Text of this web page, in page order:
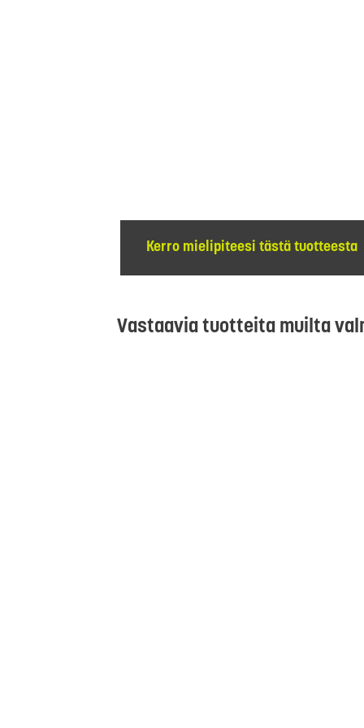
Kerro mielipiteesi tästä tuotteesta
Vastaavia tuotteita muilta